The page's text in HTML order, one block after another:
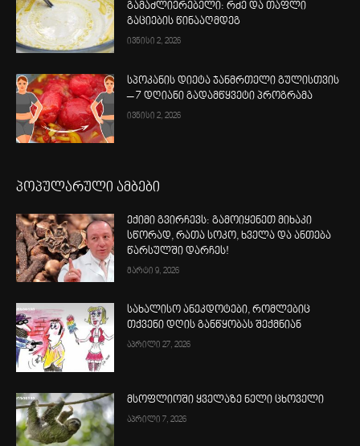
გამაძლიერებელი: რძე და თაფლი
გაციების წინააღმდეგ
ივნისი 2, 2026
სპოკანის დიეტა ჯანმრთელი გულისთვის
– 7 დღიანი გადამწყვეტი პროგრამა
ივნისი 2, 2026
პოპულარული ამბები
ექიმი გვირჩევს: გამოიყენეთ მიხაკი
სწორად, რათა სოკო, ხველა და ანთება
წარსულში დარჩეს!
მარტი 9, 2026
სახალისო ანეკდოტები, რომლებიც
თქვენი დღის განწყობას შექმნიან
აპრილი 27, 2026
მსოფლიოში ყველაზე ნელი ცხოველი
აპრილი 7, 2026